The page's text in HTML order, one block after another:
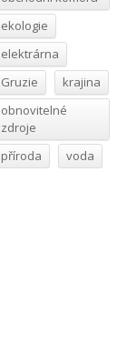
ekologie
elektrárna
Gruzie
krajina
obnovitelné
zdroje
příroda
voda